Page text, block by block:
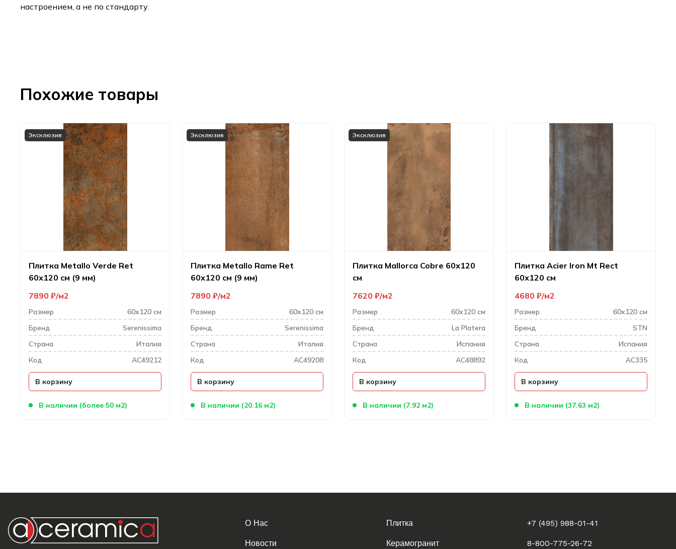
настроением, а не по стандарту.
Похожие товары
Эксклюзив
Плитка Metallo Verde Ret
60х120 см (9 мм)
В наличии (более 50 м2)
7890 ₽ м2
Размер
60х120 см
Бренд
Serenissima
Cтрана
Италия
Код
AC49212
В корзину
Эксклюзив
Плитка Metallo Rame Ret
60х120 см (9 мм)
В наличии (20.16 м2)
7890 ₽ м2
Размер
60х120 см
Бренд
Serenissima
Cтрана
Италия
Код
AC49208
В корзину
Эксклюзив
Плитка Mallorca Cobre 60х120
см
В наличии (7.92 м2)
7620 ₽ м2
Размер
60х120 см
Бренд
La Platera
Cтрана
Испания
Код
AC48892
В корзину
Плитка Acier Iron Mt Rect
60х120 см
В наличии (37.63 м2)
4680 ₽ м2
Размер
60х120 см
Бренд
STN
Cтрана
Испания
Код
AC335
В корзину
О Нас
Новости
Плитка
Керамогранит
+7 (495) 988-01-41
8-800-775-26-72